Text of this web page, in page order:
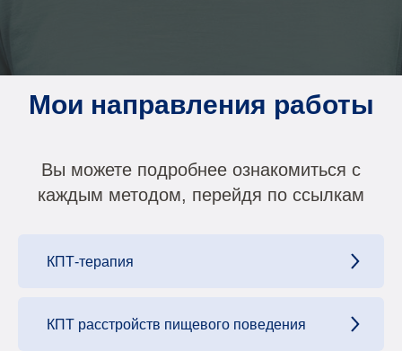
Мои направления работы
Вы можете подробнее ознакомиться с
каждым методом, перейдя по ссылкам
КПТ-терапия
КПТ расстройств пищевого поведения